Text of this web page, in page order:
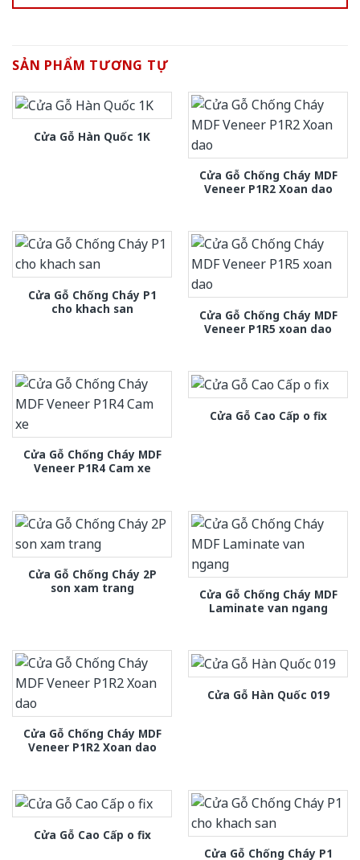
SẢN PHẨM TƯƠNG TỰ
Cửa Gỗ Hàn Quốc 1K
Cửa Gỗ Chống Cháy MDF
Veneer P1R2 Xoan dao
Cửa Gỗ Chống Cháy P1
cho khach san
Cửa Gỗ Chống Cháy MDF
Veneer P1R5 xoan dao
Cửa Gỗ Chống Cháy MDF
Veneer P1R4 Cam xe
Cửa Gỗ Cao Cấp o fix
Cửa Gỗ Chống Cháy 2P
son xam trang
Cửa Gỗ Chống Cháy MDF
Laminate van ngang
Cửa Gỗ Chống Cháy MDF
Veneer P1R2 Xoan dao
Cửa Gỗ Hàn Quốc 019
Cửa Gỗ Cao Cấp o fix
Cửa Gỗ Chống Cháy P1